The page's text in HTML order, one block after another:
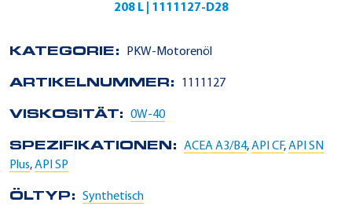
208 L | 1111127-D28
KATEGORIE: PKW-Motorenöl
ARTIKELNUMMER: 1111127
VISKOSITÄT: 0W-40
SPEZIFIKATIONEN: ACEA A3/B4,API CF,API SN
Plus,API SP
ÖLTYP: Synthetisch